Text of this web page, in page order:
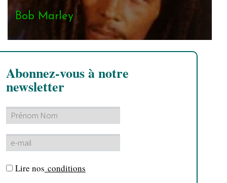
Bob Marley
Abonnez-vous à notre
newsletter
Lire nos conditions